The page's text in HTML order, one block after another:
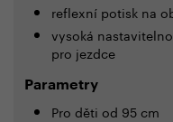
reflexní potisk na
vysoká
pro jezdce
Parametry
Pro děti od 95 cm